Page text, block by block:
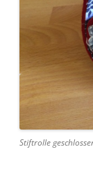
Stiftrolle